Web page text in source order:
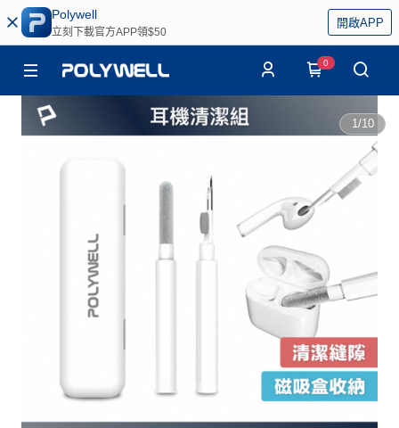
Polywell
立刻下載官方APP領$50
開啟APP
0
1/10